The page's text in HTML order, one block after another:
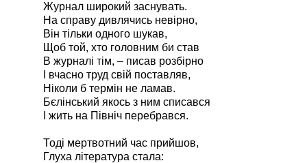
Журнал широкий заснувать.
На справу дивлячись невірно,
Він тільки одного шукав,
Щоб той, хто головним би став
В журналі тім, – писав розбірно
І вчасно труд свій поставляв,
Ніколи б термін не ламав.
Бєлінський якось з ним списався
І жить на Північ перебрався.
Тоді мертвотний час прийшов,
Глуха література стала: